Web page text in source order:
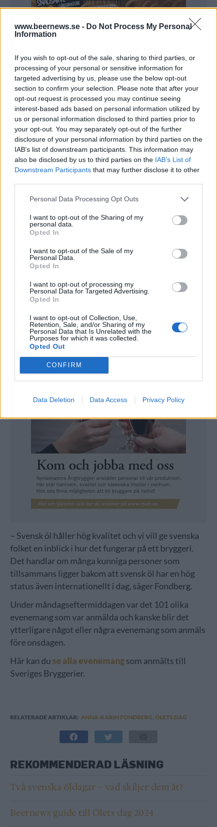
www.beernews.se - Do Not Process My Personal
Information
If you wish to opt-out of the sale, sharing to third parties, or
processing of your personal or sensitive information for
targeted advertising by us, please use the below opt-out
section to confirm your selection. Please note that after your
opt-out request is processed you may continue seeing
interest-based ads based on personal information utilized by
us or personal information disclosed to third parties prior to
your opt-out. You may separately opt-out of the further
disclosure of your personal information by third parties on the
IAB’s list of downstream participants. This information may
also be disclosed by us to third parties on the IAB’s List of
Downstream Participants that may further disclose it to other
Personal Data Processing Opt Outs
I want to opt-out of the Sharing of my
personal data.
Opted In
I want to opt-out of the Sale of my
Personal Data.
Opted In
I want to opt-out of processing my
Personal Data for Targeted Advertising.
Opted In
I want to opt-out of Collection, Use,
Retention, Sale, and/or Sharing of my
Personal Data that Is Unrelated with the
Purposes for which it was collected.
Opted Out
CONFIRM
Data Deletion Data Access Privacy Policy
Ölets Dag genomfördes för första gången 2012 och
när det är dags för den tionde upplagan är intresset
för att delta rekordstort.
– Det känns jättekul att så många vill vara med och
fira Ölets Dag och visa upp det hantverk som ligger
bakom varje öl, säger Anna-Karin Fondberg, vd för
Sveriges Bryggerier, som startade den årliga
traditionen med Ölets Dag.
hantverket bakom ölen och dessutom låta besökarna
träffa de personer som producerar ölet.
Från Malmö i söder till Kiruna i norr anordnas det
evenemang där svensk bryggerinäring ska lyftas
fram. På många håll bjuder bryggerierna in till öppet
ölbryggning.
Även pubkedjan Bishops Arms ansluter till firandet
och har tagit fram ett speciellt ölprovningspaket till
samtliga sina 40 pubar i landet.
– Svensk öl håller hög kvalitet och vi vill ge svenska
folket en inblick i hur det fungerar på ett bryggeri.
Det handlar om många kunniga personer som
tillsammans ligger bakom att svensk öl har en hög
status även internationellt i dag, säger Fondberg.
Under måndagseftermiddagen var det 101 olika
evenemang som var anmälda och kanske blir det
ytterligare något eller några evenemang som anmäls
före onsdagen.
Här kan duse alla evenemangsom anmälts till
Sveriges Bryggerier.
RELATERADE ARTIKLAR: ANNA-KARIN FONDBERG ÖLETS DAG
REKOMMENDERAD LÄSNING
Två svenska öldagar – vad skiljer dem åt?
Beernews guide till Ölets dag 2024